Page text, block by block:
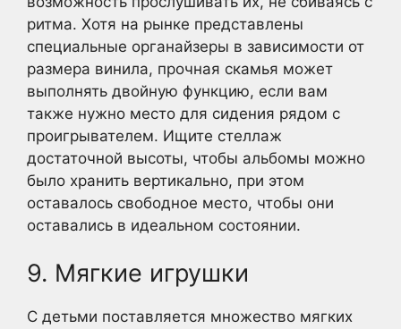
ритма. Хотя на рынке представлены
специальные органайзеры в зависимости от
размера винила, прочная скамья может
выполнять двойную функцию, если вам
также нужно место для сидения рядом с
проигрывателем. Ищите стеллаж
достаточной высоты, чтобы альбомы можно
было хранить вертикально, при этом
оставалось свободное место, чтобы они
оставались в идеальном состоянии.
9. Мягкие игрушки
С детьми поставляется множество мягких